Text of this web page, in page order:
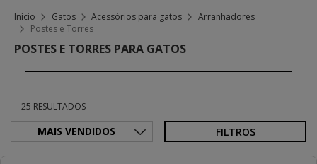
Início Gatos Acessórios para gatos
Arranhadores
Postes e Torres
POSTES E TORRES PARA GATOS
25 RESULTADOS
FILTROS